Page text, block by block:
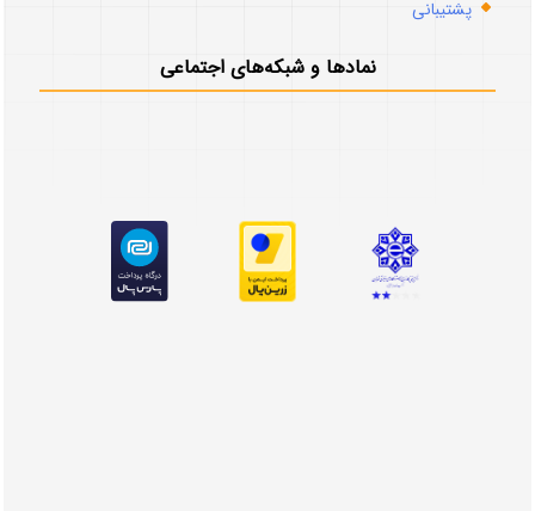
پشتیبانی
نمادها و شبکه‌های اجتماعی